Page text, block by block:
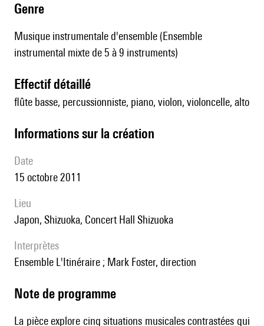
genre
Musique instrumentale d'ensemble (Ensemble
instrumental mixte de 5 à 9 instruments)
effectif détaillé
flûte basse, percussionniste, piano, violon, violoncelle, alto
informations sur la création
date
15 octobre 2011
lieu
Japon, Shizuoka, Concert Hall Shizuoka
interprètes
ensemble L'Itinéraire ; Mark Foster, direction
Note de programme
La pièce explore cinq situations musicales contrastées qui